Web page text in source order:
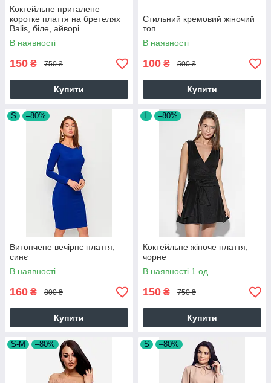
Коктейльне приталене
коротке плаття на бретелях
Balis, біле, айворі
В наявності
150 ₴ 750 ₴
Купити
Стильний кремовий жіночий
топ
В наявності
100 ₴ 500 ₴
Купити
S –80%
Витончене вечірнє плаття,
синє
В наявності
160 ₴ 800 ₴
Купити
L –80%
Коктейльне жіноче плаття,
чорне
В наявності 1 од.
150 ₴ 750 ₴
Купити
S-M –80% S –80%